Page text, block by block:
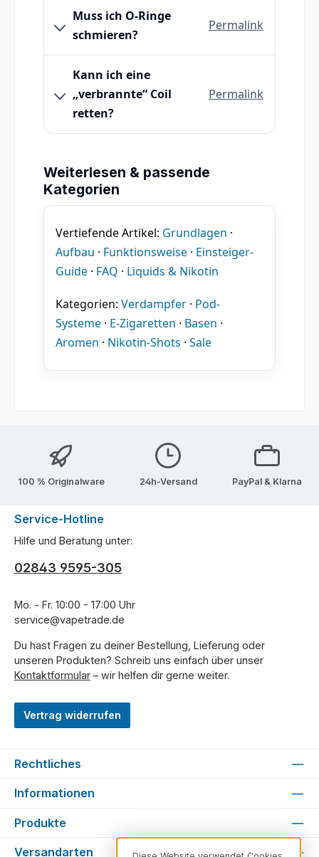
Muss ich O-Ringe
schmieren?
Permalink
Kann ich eine
„verbrannte“ Coil
retten?
Permalink
Weiterlesen & passende
Kategorien
Vertiefende Artikel: Grundlagen ·
Aufbau · Funktionsweise · Einsteiger-
Guide · FAQ · Liquids & Nikotin
Kategorien:Verdampfer · Pod-
Systeme · E-Zigaretten · Basen ·
Aromen · Nikotin-Shots ·Sale
100 % Originalware 24h-Versand PayPal & Klarna
Service-Hotline
Hilfe und Beratung unter:
02843 9595-305
Mo. - Fr. 10:00 - 17:00 Uhr
service@vapetrade.de
Du hast Fragen zu deiner Bestellung, Lieferung oder
unseren Produkten? Schreib uns einfach über unser
Kontaktformular – wir helfen dir gerne weiter.
Vertrag widerrufen
Rechtliches
Informationen
Produkte
Versandarten